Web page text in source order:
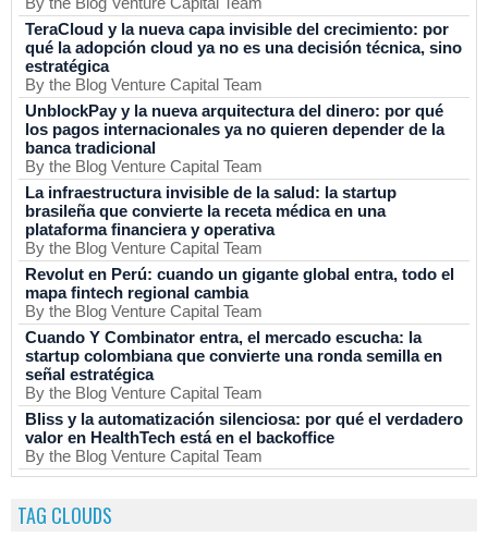
TeraCloud y la nueva capa invisible del crecimiento: por
qué la adopción cloud ya no es una decisión técnica, sino
estratégica
By the Blog Venture Capital Team
UnblockPay y la nueva arquitectura del dinero: por qué
los pagos internacionales ya no quieren depender de la
banca tradicional
By the Blog Venture Capital Team
La infraestructura invisible de la salud: la startup
brasileña que convierte la receta médica en una
plataforma financiera y operativa
By the Blog Venture Capital Team
Revolut en Perú: cuando un gigante global entra, todo el
mapa fintech regional cambia
By the Blog Venture Capital Team
Cuando Y Combinator entra, el mercado escucha: la
startup colombiana que convierte una ronda semilla en
señal estratégica
By the Blog Venture Capital Team
Bliss y la automatización silenciosa: por qué el verdadero
valor en HealthTech está en el backoffice
By the Blog Venture Capital Team
TAG CLOUDS